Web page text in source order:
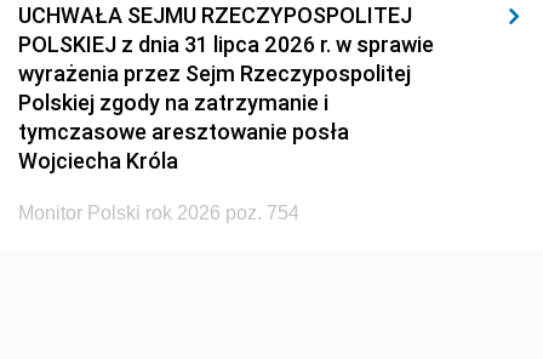
UCHWAŁA SEJMU RZECZYPOSPOLITEJ
POLSKIEJ z dnia 31 lipca 2026 r. w sprawie
wyrażenia przez Sejm Rzeczypospolitej
Polskiej zgody na zatrzymanie i
tymczasowe aresztowanie posła
Wojciecha Króla
Monitor Polski rok 2026 poz. 754